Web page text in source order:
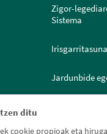
ditu
cookie propioak eta
Zigor-
Sistema
Irisgarritasuna
Jardunbide